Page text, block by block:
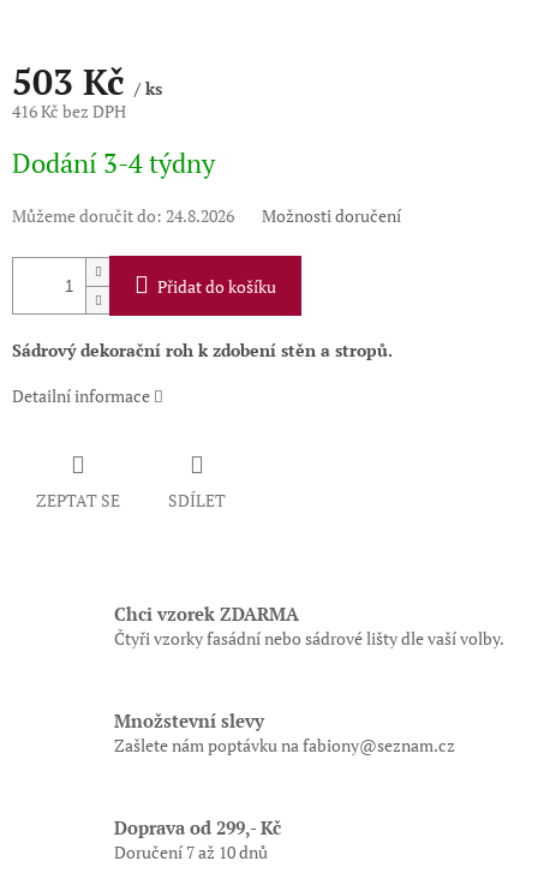
503 Kč/ ks
416 Kč bez DPH
cena:
Dodání 3-4 týdny
Můžeme doručit do: 24.8.2026 Možnosti doručení
Přidat do košíku
Sádrový dekorační roh k zdobení stěn a stropů.
Detailní informace
ZEPTAT SE SDÍLET
Chci vzorek ZDARMA
Čtyři vzorky fasádní nebo sádrové lišty dle vaší volby.
Množstevní slevy
Zašlete nám poptávku na fabiony@seznam.cz
Doprava od 299,- Kč
Doručení 7 až 10 dnů